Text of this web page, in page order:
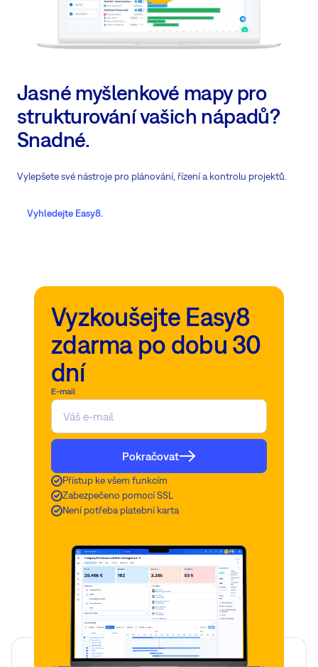
Jasné myšlenkové mapy pro
strukturování vašich nápadů?
Snadné.
Vylepšete své nástroje pro plánování, řízení a kontrolu projektů.
Vyhledejte Easy8.
Vyzkoušejte Easy8
zdarma po dobu 30
dní
E-mail
Pokračovat
Přístup ke všem funkcím
Zabezpečeno pomocí SSL
Není potřeba platební karta